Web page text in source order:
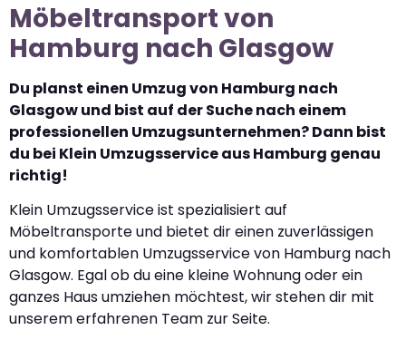
Möbeltransport von
Hamburg nach Glasgow
Du planst einen Umzug von Hamburg nach
Glasgow und bist auf der Suche nach einem
professionellen Umzugsunternehmen? Dann bist
du bei Klein Umzugsservice aus Hamburg genau
richtig!
Klein Umzugsservice ist spezialisiert auf
Möbeltransporte und bietet dir einen zuverlässigen
und komfortablen Umzugsservice von Hamburg nach
Glasgow. Egal ob du eine kleine Wohnung oder ein
ganzes Haus umziehen möchtest, wir stehen dir mit
unserem erfahrenen Team zur Seite.